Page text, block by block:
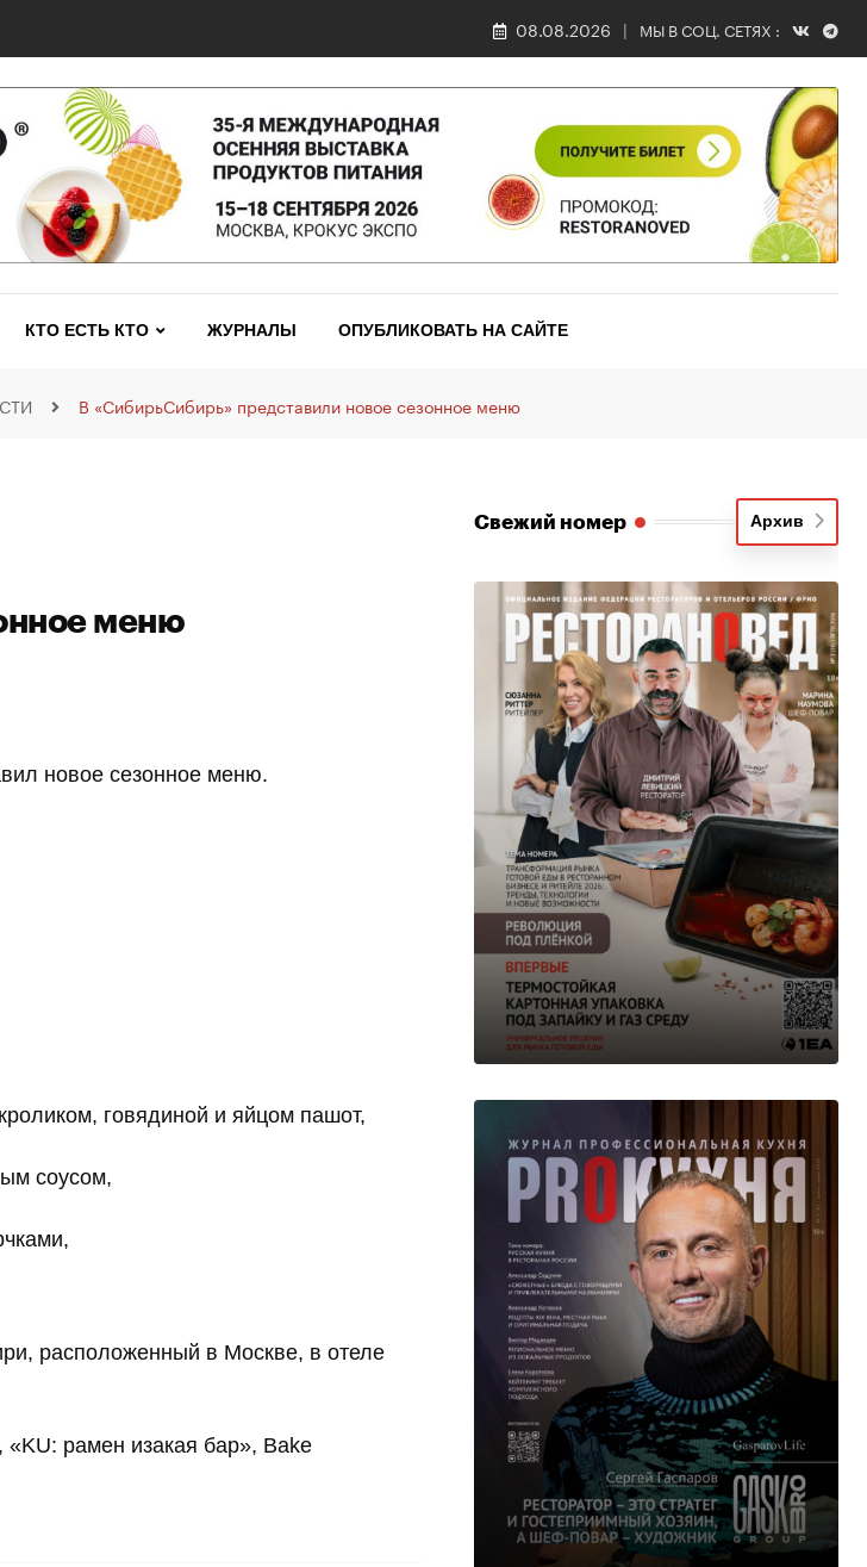
и названы лидеры исследования 08.08.2026 МЫ В СОЦ. СЕТЯХ :
КТО ЕСТЬ КТО ЖУРНАЛЫ ОПУБЛИКОВАТЬ НА САЙТЕ
В «СибирьСибирь» представили новое сезонное меню
меню
новое сезонное меню.
говядиной и яйцом пашот,
соусом,
расположенный в Москве, в отеле
рамен изакая бар», Bake
Свежий номер Архив